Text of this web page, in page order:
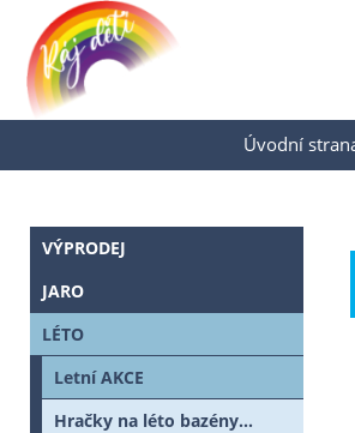
Úvodní
VÝPRODEJ
JARO
LÉTO
Letní AKCE
Hračky na léto bazény...